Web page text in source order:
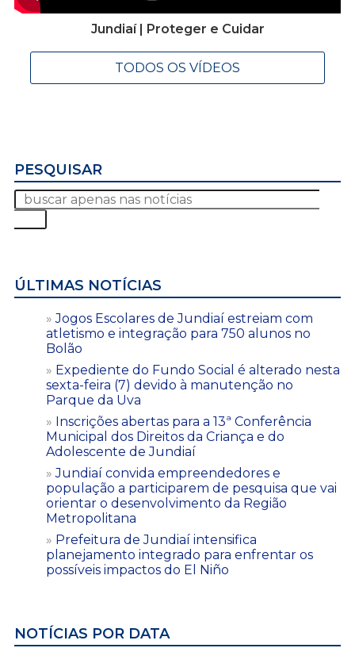
Jundiaí | Proteger e Cuidar
TODOS OS VÍDEOS
PESQUISAR
ÚLTIMAS NOTÍCIAS
Jogos Escolares de Jundiaí estreiam com
atletismo e integração para 750 alunos no
Bolão
Expediente do Fundo Social é alterado nesta
sexta-feira (7) devido à manutenção no
Parque da Uva
Inscrições abertas para a 13ª Conferência
Municipal dos Direitos da Criança e do
Adolescente de Jundiaí
Jundiaí convida empreendedores e
população a participarem de pesquisa que vai
orientar o desenvolvimento da Região
Metropolitana
Prefeitura de Jundiaí intensifica
planejamento integrado para enfrentar os
possíveis impactos do El Niño
NOTÍCIAS POR DATA